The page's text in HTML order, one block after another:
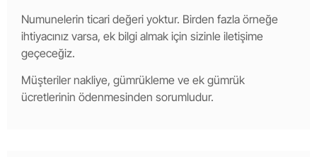
Numunelerin ticari değeri yoktur. Birden fazla örneğe
ihtiyacınız varsa, ek bilgi almak için sizinle iletişime
geçeceğiz.
Müşteriler nakliye, gümrükleme ve ek gümrük
ücretlerinin ödenmesinden sorumludur.